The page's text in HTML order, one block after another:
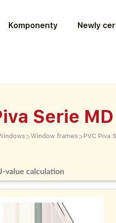
Komponenty Newly
Serie MD
>Window frames > PVC Piva
value calculation